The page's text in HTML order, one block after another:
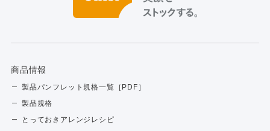
商品情報
製品パンフレット規格一覧［PDF］
製品規格
とっておきアレンジレシピ